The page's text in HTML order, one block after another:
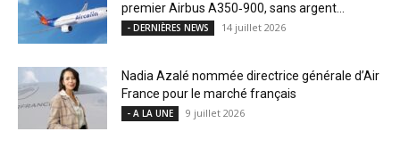
premier Airbus A350‑900, sans argent...
- DERNIÈRES NEWS 14 juillet 2026
Nadia Azalé nommée directrice générale d’Air
France pour le marché français
- A LA UNE 9 juillet 2026